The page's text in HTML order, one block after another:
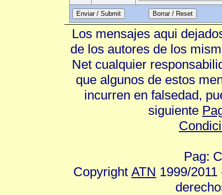
Enviar / Submit
Los mensajes aqui
de los autores de los
Net cualquier
que algunos de estos
incurren en falsedad,
siguiente
Pag:
Copyright ATN 1999/